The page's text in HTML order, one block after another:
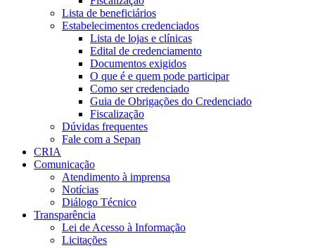
Lista de beneficiários
Estabelecimentos credenciados
Lista de lojas e clínicas
Edital de credenciamento
Documentos exigidos
O que é e quem pode participar
Como ser credenciado
Guia de Obrigações do Credenciado
Fiscalização
Dúvidas frequentes
Fale com a Sepan
CRIA
Comunicação
Atendimento à imprensa
Notícias
Diálogo Técnico
Transparência
Lei de Acesso à Informação
Licitações